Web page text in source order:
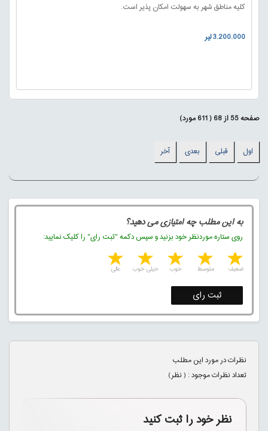
کلیه مناطق شهر به سهولت امکان پذیر است.
3.200.000 لیر
صفحه55از68
(
611مورد)
اول قبلی بعدی آخر
به این مطلب چه امتیازی می دهید؟
روی ستاره موردنظر خود بزنید و سپس دکمه "ثبت رای" را کلیک نمایید:
4 stars 3 stars 2 stars 1 star عالی خیلی خوب خوب متوسط ضعیف
ثبت رای
نظرات در مورد این مطلب
تعداد نظرات موجود : (نظر)
نظر خود را ثبت کنید